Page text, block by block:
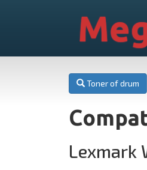
Toner of drum
Lexmark